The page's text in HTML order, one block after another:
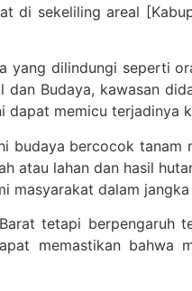
di sekeliling areal
yang dilindungi seperti
Budaya, kawasan
dapat memicu
budaya bercocok
atau lahan dan hasil
masyarakat dalam
tetapi berpengaruh
memastikan